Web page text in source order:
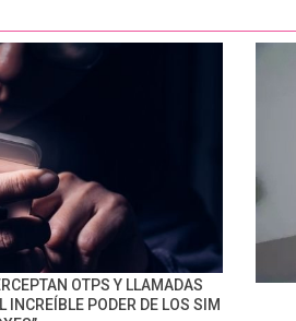
OTPS Y LLAMADAS
INCREÍBLE PODER DE LOS SIM